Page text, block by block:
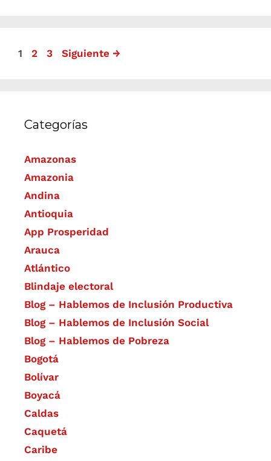
1 2 3 Siguiente →
Categorías
Amazonas
Amazonia
Andina
Antioquia
App Prosperidad
Arauca
Atlántico
Blindaje electoral
Blog – Hablemos de Inclusión Productiva
Blog – Hablemos de Inclusión Social
Blog – Hablemos de Pobreza
Bogotá
Bolívar
Boyacá
Caldas
Caquetá
Caribe